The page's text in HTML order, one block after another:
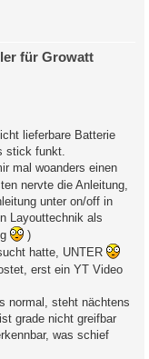
für Growatt
lieferbare Batterie
stick funkt.
mal woanders einen
nervte die Anleitung,
unter on/off in
Layouttechnik als
)
hatte, UNTER
erst ein YT Video
normal, steht nächtens
grade nicht greifbar
was schief